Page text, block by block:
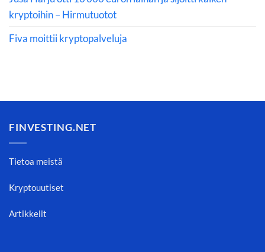
kryptoihin – Hirmutuotot
Fiva moittii kryptopalveluja
FINVESTING.NET
Tietoa meistä
Kryptouutiset
Artikkelit